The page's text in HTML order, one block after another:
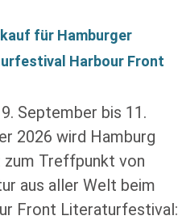
für Hamburger
Harbour Front
September bis 11.
2026 wird Hamburg
zum Treffpunkt von
aus aller Welt beim
Front Literaturfestival: